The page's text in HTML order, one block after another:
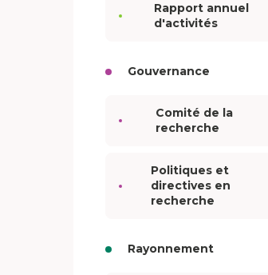
Rapport annuel
d'activités
Gouvernance
Comité de la
recherche
Politiques et
directives en
recherche
Rayonnement